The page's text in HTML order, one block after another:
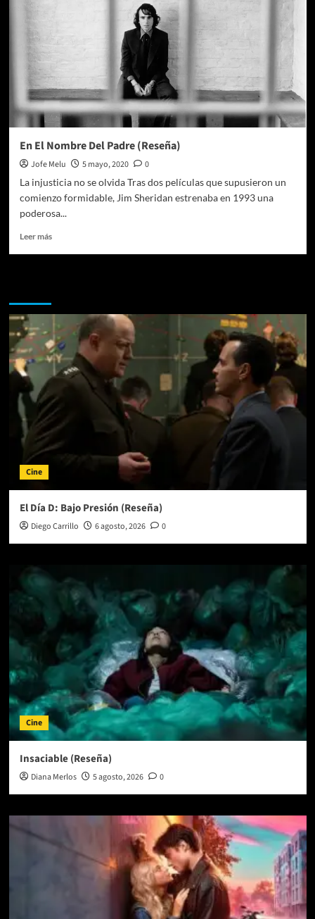
En El Nombre Del Padre (Reseña)
Jofe Melu 5 mayo, 2020
0
La injusticia no se olvida Tras dos películas que supusieron un
comienzo formidable, Jim Sheridan estrenaba en 1993 una
poderosa...
Leer másLeer
Nombre
Del
Padre
(Reseña)
Cine
El Día D: Bajo Presión (Reseña)
Diego Carrillo 6 agosto, 2026 0
Cine
Insaciable (Reseña)
Diana Merlos 5 agosto, 2026 0